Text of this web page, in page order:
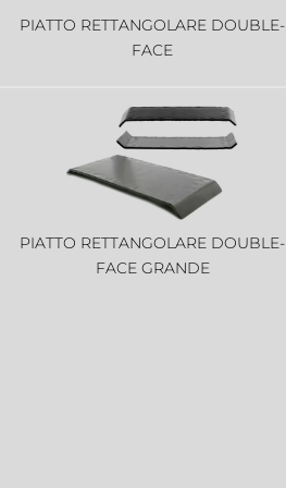
PIATTO RETTANGOLARE DOUBLE-
FACE
PIATTO RETTANGOLARE DOUBLE-
FACE GRANDE